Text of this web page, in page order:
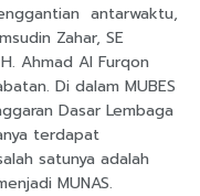
antarwaktu,
Zahar, SE
Ahmad Al Furqon
Di dalam MUBES
Dasar Lembaga
terdapat
satunya adalah
MUNAS.